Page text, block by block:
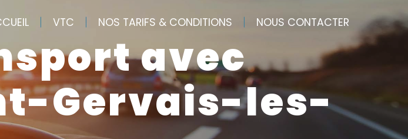
VTC NOS TARIFS & CONDITIONS NOUS CONTACTER
Gervais-les-